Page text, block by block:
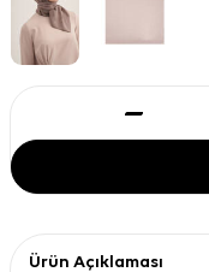
Ürün Açıklaması